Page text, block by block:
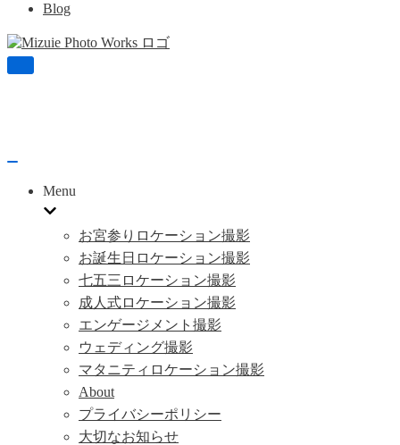
Blog
ナ
Menu
お宮参りロケーション撮影
お誕生日ロケーション撮影
七五三ロケーション撮影
成人式ロケーション撮影
エンゲージメント撮影
ウェディング撮影
マタニティロケーション撮影
About
プライバシーポリシー
大切なお知らせ